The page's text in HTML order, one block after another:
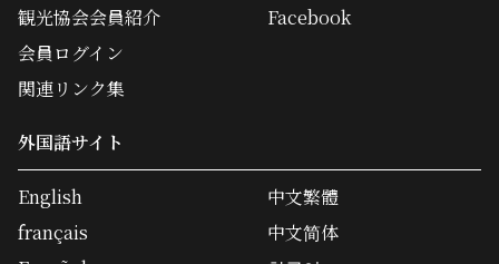
観光協会会員紹介
会員ログイン
関連リンク集
Facebook
外国語サイト
English
français
中文繁體
中文简体